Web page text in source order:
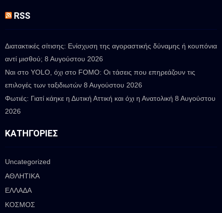
RSS
Διατακτικές σίτισης: Ενίσχυση της αγοραστικής δύναμης ή κουπόνια
αντί μισθού; 8 Αυγούστου 2026
Ναι στο YOLO, όχι στο FOMO: Οι τάσεις που επηρεάζουν τις
επιλογές των ταξιδιωτών 8 Αυγούστου 2026
Φωτιές: Γιατί κάηκε η Δυτική Αττική και όχι η Ανατολική 8 Αυγούστου
2026
ΚΑΤΗΓΟΡΊΕΣ
Uncategorized
ΑΘΛΗΤΙΚΑ
ΕΛΛΑΔΑ
ΚΟΣΜΟΣ